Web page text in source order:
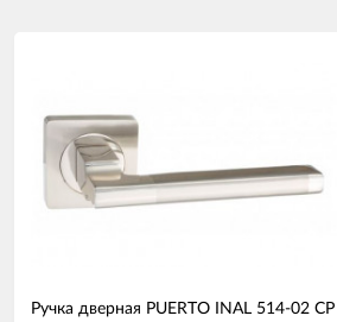
Ручка дверная PUERTO INAL 514-02 CP